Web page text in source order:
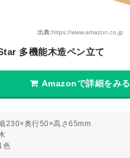
出典:https://www.amazon.co.jp
多機能木造ペン立て
Amazonで詳細をみる
230×奥行50×高さ65mm
色